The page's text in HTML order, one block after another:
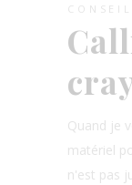
Quand je
matériel
n'est pas